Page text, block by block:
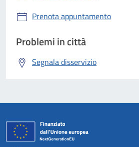
Prenota appuntamento
Problemi in città
Segnala disservizio